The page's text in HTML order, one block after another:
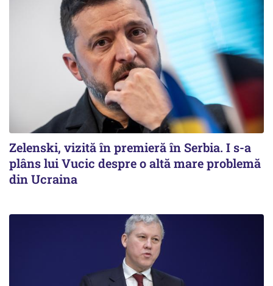
Zelenski, vizită în premieră în Serbia. I s-a
plâns lui Vucic despre o altă mare problemă
din Ucraina